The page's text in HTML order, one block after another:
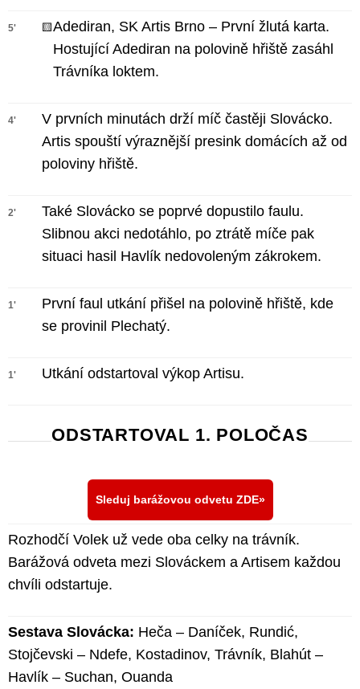
5' 🟨Adediran, SK Artis Brno – První žlutá karta.
Hostující Adediran na polovině hřiště zasáhl
Trávníka loktem.
4'
V prvních minutách drží míč častěji Slovácko.
Artis spouští výraznější presink domácích až od
poloviny hřiště.
2'
Také Slovácko se poprvé dopustilo faulu.
Slibnou akci nedotáhlo, po ztrátě míče pak
situaci hasil Havlík nedovoleným zákrokem.
1'
První faul utkání přišel na polovině hřiště, kde
se provinil Plechatý.
1' Utkání odstartoval výkop Artisu.
ODSTARTOVAL 1. POLOČAS
Sleduj barážovou odvetu ZDE
Rozhodčí Volek už vede oba celky na trávník.
Barážová odveta mezi Slováckem a Artisem každou
chvíli odstartuje.
Sestava Slovácka: Heča – Daníček, Rundić,
Stojčevski – Ndefe, Kostadinov, Trávník, Blahút –
Havlík – Suchan, Ouanda